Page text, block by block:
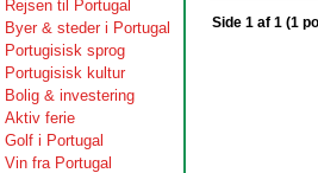
Rejsen til Portugal
Byer & steder i Portugal
Portugisisk sprog
Portugisisk kultur
Bolig & investering
Aktiv ferie
Golf i Portugal
Vin fra Portugal
Side 1 af 1 (1